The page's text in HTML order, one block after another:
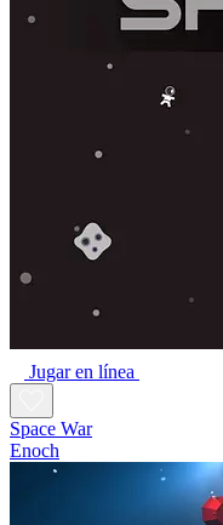
Jugar en línea
Space War
Enoch